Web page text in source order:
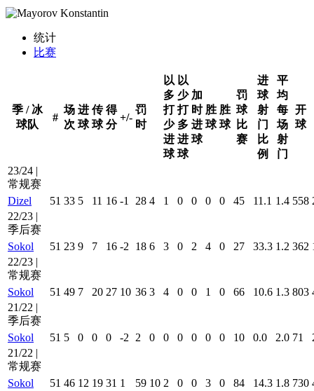
统计
比赛
季 / 冰
球队
#
场
次
进
球
传
球
得
分
+/-
罚
时
以
多
打
少
进
球
以
少
打
多
进
球
加
时
进
球
胜
球
胜
球
罚
球
比
赛
进
球
射
门
比
例
平
均
每
场
射
门
开
球
23/24 |
常规赛
Dizel
51 33 5 11 16 -1 28 4 1 0 0 0 0 45 11.1 1.4 558
22/23 |
季后赛
Sokol
51 23 9 7 16 -2 18 6 3 0 2 4 0 27 33.3 1.2 362
22/23 |
常规赛
Sokol
51 49 7 20 27 10 36 3 4 0 0 1 0 66 10.6 1.3 803
21/22 |
季后赛
Sokol
51 5 0 0 0 -2 2 0 0 0 0 0 0 10 0.0 2.0 71
21/22 |
常规赛
Sokol
51 46 12 19 31 1 59 10 2 0 0 3 0 84 14.3 1.8 730